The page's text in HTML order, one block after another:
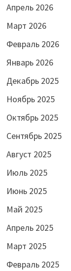
Апрель 2026
Март 2026
Февраль 2026
Январь 2026
Декабрь 2025
Ноябрь 2025
Октябрь 2025
Сентябрь 2025
Август 2025
Июль 2025
Июнь 2025
Май 2025
Апрель 2025
Март 2025
Февраль 2025